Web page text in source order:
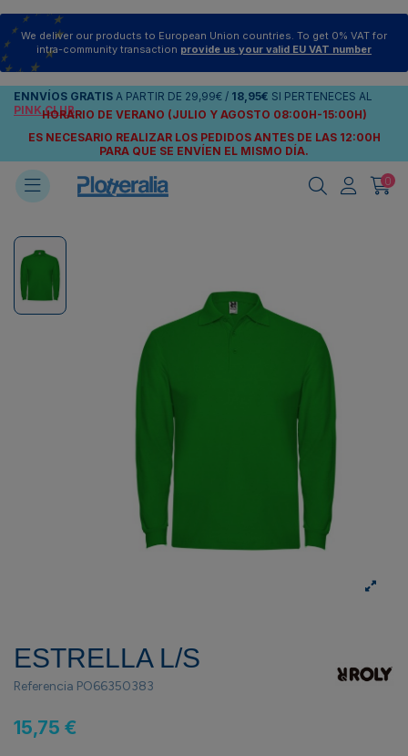
We deliver our products to European Union countries. To get 0% VAT for
intra-community transaction provide us your valid EU VAT number
ENNVÍOS GRATIS A PARTIR DE 29,99€ / 18,95€ SI PERTENECES AL
PINK CLUB
HORARIO DE VERANO (JULIO Y AGOSTO 08:00H-15:00H)
ES NECESARIO REALIZAR LOS PEDIDOS ANTES DE LAS 12:00H
PARA QUE SE ENVÍEN EL MISMO DÍA.
0
ESTRELLA L/S
Referencia PO66350383
15,75 €